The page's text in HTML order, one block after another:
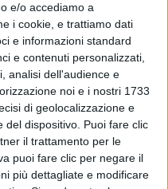
e/o accediamo a
i cookie, e trattiamo dati
e informazioni standard
e contenuti personalizzati,
analisi dell'audience e
noi e i nostri 1733
di geolocalizzazione e
del dispositivo. Puoi fare clic
il trattamento per le
puoi fare clic per negare il
più dettagliate e modificare
i capelli?
i capelli dopo un anno
nuova e poi c’è
i capelli donati da
a donne che li
e quindi ho